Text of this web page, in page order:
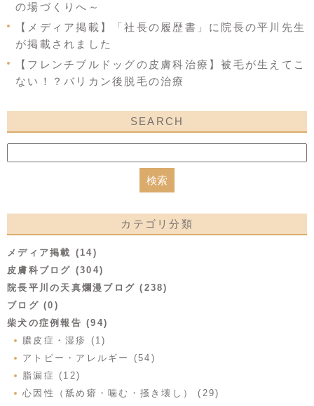
の場づくりへ～
【メディア掲載】「社長の履歴書」に院長の平川先生
が掲載されました
【フレンチブルドッグの皮膚科治療】被毛が生えてこ
ない！？バリカン後脱毛の治療
SEARCH
カテゴリ分類
メディア掲載 (14)
皮膚科ブログ (304)
院長平川の天真爛漫ブログ (238)
ブログ (0)
柴犬の症例報告 (94)
膿皮症・湿疹 (1)
アトピー・アレルギー (54)
脂漏症 (12)
心因性（舐め癖・噛む・掻き壊し） (29)